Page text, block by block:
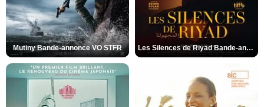
Mutiny Bande-annonce VO STFR Les Silences de Riyad Bande-annonce VO STFR